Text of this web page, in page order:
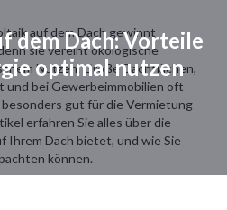
dem Dach: Vorteile
optimal nutzen
auf dem Dach gewinnt
sie vereint ökologische
Nutzen. Große Dachflächen,
und bei Gewerbeimmobilien oft
gut für die Vermietung
erfahren Sie alles über die
Ihrem Dach bietet, und wie Sie
können.